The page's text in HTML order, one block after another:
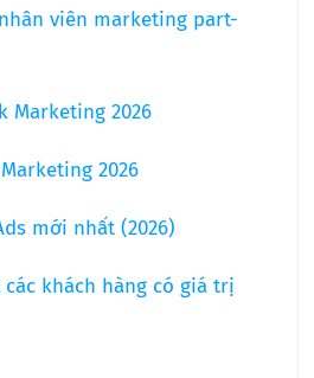
viên marketing part-
Marketing 2026
2026
mới nhất (2026)
khách hàng có giá trị